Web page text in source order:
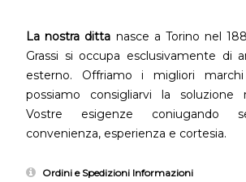
La nostra ditta nasce a Torino nel
Grassi si occupa esclusivamente di
esterno. Offriamo i migliori
possiamo consigliarvi la
Vostre esigenze coniugando
convenienza, esperienza e cortesia.
Ordini e Spedizioni Informazioni